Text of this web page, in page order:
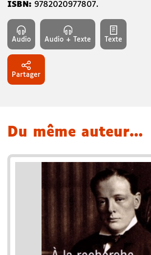
ISBN: 9782020977807.
Audio Audio + Texte Texte
Partager
Du même auteur…